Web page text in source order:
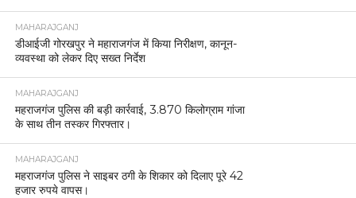
MAHARAJGANJ
डीआईजी गोरखपुर ने महाराजगंज में किया निरीक्षण, कानून-
व्यवस्था को लेकर दिए सख्त निर्देश
MAHARAJGANJ
महराजगंज पुलिस की बड़ी कार्रवाई, 3.870 किलोग्राम गांजा
के साथ तीन तस्कर गिरफ्तार।
MAHARAJGANJ
महराजगंज पुलिस ने साइबर ठगी के शिकार को दिलाए पूरे 42
हजार रुपये वापस।